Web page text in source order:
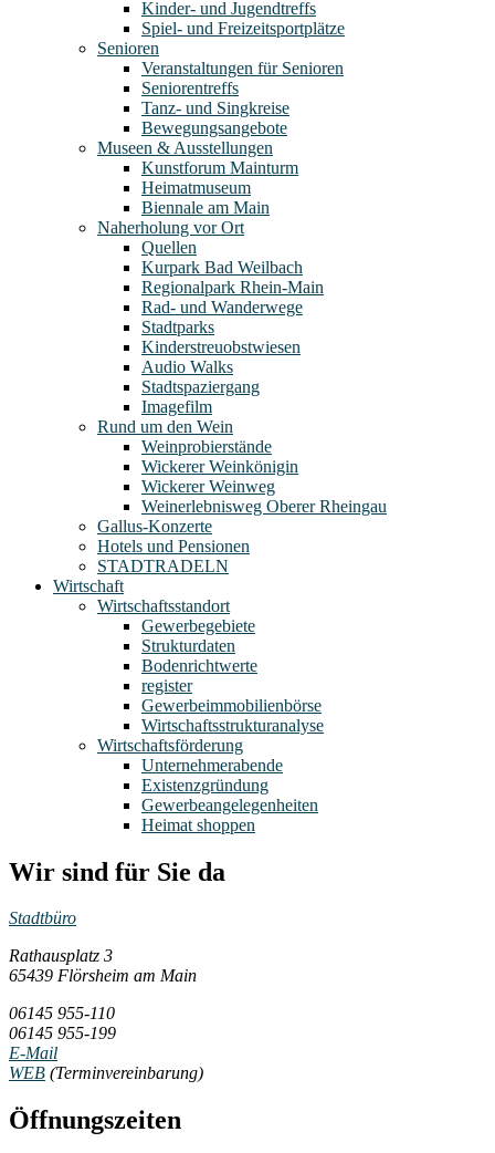
Kinder- und Jugendtreffs
Spiel- und Freizeitsportplätze
Senioren
Veranstaltungen für Senioren
Seniorentreffs
Tanz- und Singkreise
Bewegungsangebote
Museen & Ausstellungen
Kunstforum Mainturm
Heimatmuseum
Biennale am Main
Naherholung vor Ort
Quellen
Kurpark Bad Weilbach
Regionalpark Rhein-Main
Rad- und Wanderwege
Stadtparks
Kinderstreuobstwiesen
Audio Walks
Stadtspaziergang
Imagefilm
Rund um den Wein
Weinprobierstände
Wickerer Weinkönigin
Wickerer Weinweg
Weinerlebnisweg Oberer Rheingau
Gallus-Konzerte
Hotels und Pensionen
STADTRADELN
Wirtschaft
Wirtschaftsstandort
Gewerbegebiete
Strukturdaten
Bodenrichtwerte
register
Gewerbeimmobilienbörse
Wirtschaftsstrukturanalyse
Wirtschaftsförderung
Unternehmerabende
Existenzgründung
Gewerbeangelegenheiten
Heimat shoppen
Wir sind für Sie da
Stadtbüro
Rathausplatz 3
65439 Flörsheim am Main
06145 955-110
06145 955-199
E-Mail
WEB (Terminvereinbarung)
Öffnungszeiten